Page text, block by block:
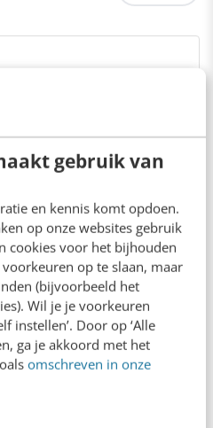
gebruik van
en kennis komt opdoen.
op onze websites gebruik
cookies voor het bijhouden
op te slaan, maar
(bijvoorbeeld het
Wil je je voorkeuren
instellen’. Door op ‘Alle
ga je akkoord met het
omschreven in onze
vanRenata
&
goed communiceren
van echt contact
Mijn specialisme is
waarbij
is dat een goed
is voor het goed
van de overheid en
samenleving.